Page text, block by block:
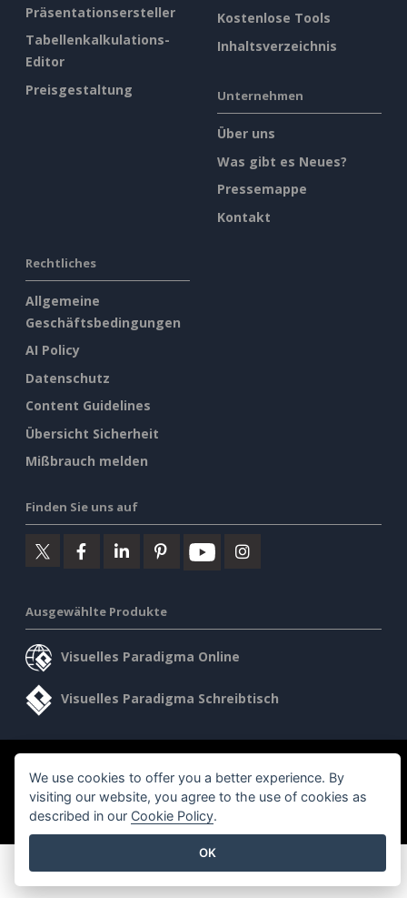
Präsentationsersteller
Tabellenkalkulations-
Editor
Preisgestaltung
Kostenlose Tools
Inhaltsverzeichnis
Unternehmen
Über uns
Was gibt es Neues?
Pressemappe
Kontakt
Rechtliches
Allgemeine
Geschäftsbedingungen
AI Policy
Datenschutz
Content Guidelines
Übersicht Sicherheit
Mißbrauch melden
Finden Sie uns auf
Ausgewählte Produkte
Visuelles Paradigma Online
Visuelles Paradigma Schreibtisch
Allgemeine Geschäftsbedingungen
Datenschutz
Content Guidelines Übersicht Sicherheit
We use cookies to offer you a better experience. By
visiting our website, you agree to the use of cookies as
described in our Cookie Policy.
OK